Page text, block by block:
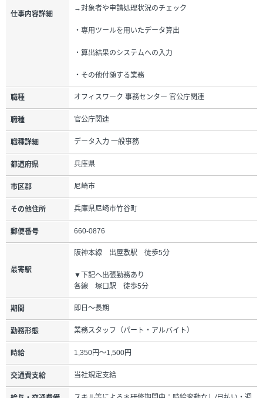
仕事内容詳細
→対象者や申請処理状況のチェック
・専用ツールを用いたデータ算出
・算出結果のシステムへの入力
・その他付随する業務
職種 オフィスワーク 事務センター 官公庁関連
職種 官公庁関連
職種詳細 データ入力 一般事務
都道府県 兵庫県
市区郡 尼崎市
その他住所 兵庫県尼崎市竹谷町
郵便番号 660-0876
最寄駅
阪神本線 出屋敷駅 徒歩5分
▼下記へ出張勤務あり
各線 塚口駅 徒歩5分
期間 即日～長期
勤務形態 業務スタッフ（パート・アルバイト）
時給 1,350円～1,500円
交通費支給 当社規定支給